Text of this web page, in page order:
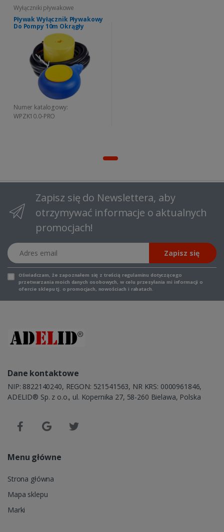
Wyłączniki pływakowe
Pływak Wyłącznik Pływakowy
Do Pompy 10m Okrągły
Numer katalogowy:
WPZK10.0-PRO
Zapisz się do Newslettera, aby
otrzymywać informacje o aktualnych
promocjach!
Adres email
Zapisz się
Oświadczam, że zapoznałem się z treścią regulaminu dotyczącego
przetwarzania moich danych osobowych, w celu przesyłania mi informacji o
ofercie sklepu tj. o promocjach, nowościach i rabatach.
Dane kontaktowe
NIP: 8822140240, REGON: 521541563, NR KRS: 0000961846,
ADELID® Sp. z o.o., ul. Kopernika 27, 58-260 Bielawa, Polska
Menu główne
Strona główna
Mapa sklepu
Marki